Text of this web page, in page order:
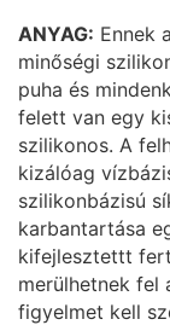
ANYAG: Ennek
minőségi
puha és
felett van egy
szilikonos. A
kizálóag
szilikonbázisú
karbantartása
kifejlesztettt
merülhetnek fel
figyelmet kell